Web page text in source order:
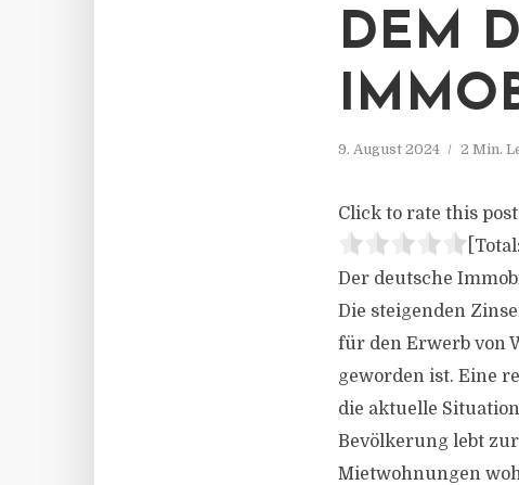
DEM
9. August 2024 2 Min.
Click to rate this
[Total:
Der deutsche
Die steigenden
für den Erwerb von
geworden ist. Eine
die aktuelle
Bevölkerung lebt
Mietwohnungen